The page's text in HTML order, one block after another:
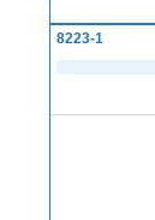
8223-1